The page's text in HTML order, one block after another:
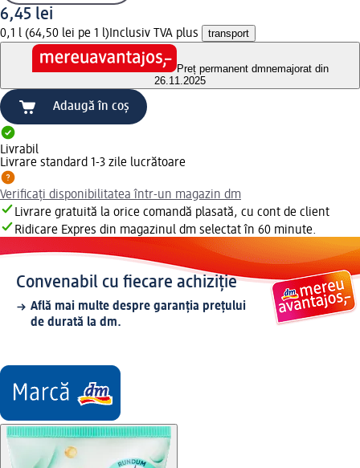
6,45 lei
0,1 l (64,50 lei pe 1 l) Inclusiv TVA plus transport
Preț permanent dmnemajorat din
26.11.2025
Adaugă în coș
Livrabil
Livrare standard 1-3 zile lucrătoare
Verificați disponibilitatea într-un magazin dm
Livrare gratuită la orice comandă plasată, cu cont de client
Ridicare Expres din magazinul dm selectat în 60 minute.
Convenabil cu fiecare achiziție
Află mai multe despre garanția prețului
de durată la dm.